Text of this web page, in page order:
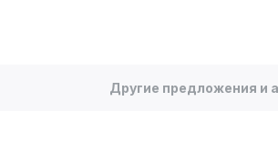
Другие предложения и